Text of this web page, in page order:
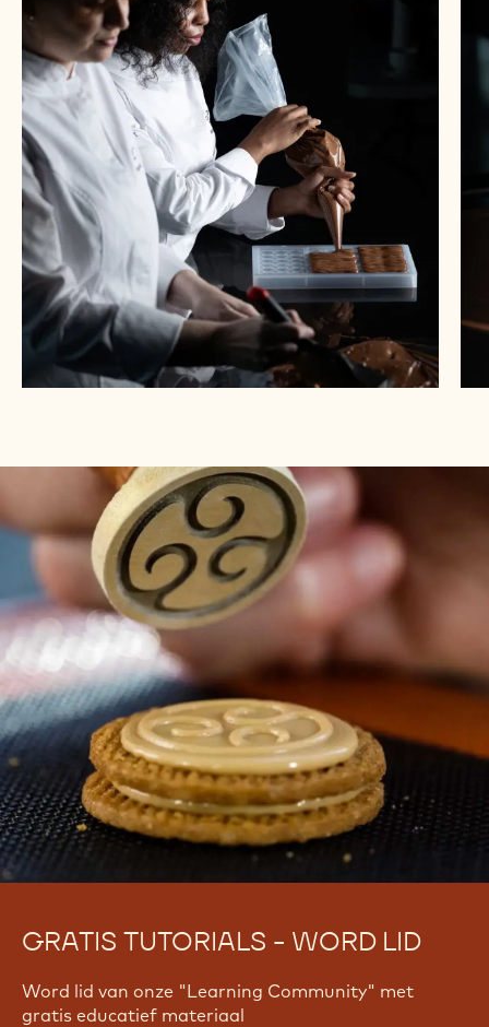
GRATIS TUTORIALS - WORD LID
Word lid van onze "Learning Community" met
gratis educatief materiaal